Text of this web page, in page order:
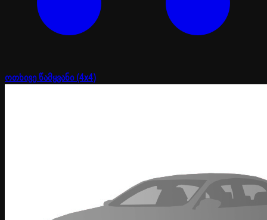
ოთხივე წამყვანი (4x4)